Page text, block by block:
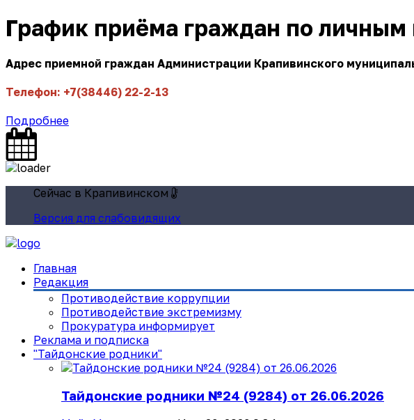
График приёма граждан по личным
Адрес приемной граждан Администрации Крапивинского
Телефон: +7(38446) 22-2-13
Подробнее
Сейчас в Крапивинском
Версия для слабовидящих
Главная
Редакция
Противодействие коррупции
Противодействие экстремизму
Прокуратура информирует
Реклама и подписка
"Тайдонские родники"
Тайдонские родники №24 (9284) от 26.06.2026